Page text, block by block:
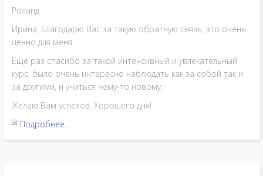
Роланд
Ирина, Благодарю Вас за такую обратную связь, это очень
ценно для меня.
Еще раз спасибо за такой интенсивный и увлекательный
курс, было очень интересно наблюдать как за собой так и
за другими, и учиться чему-то новому.
Желаю Вам успехов. Хорошего дня!
Подробнее...